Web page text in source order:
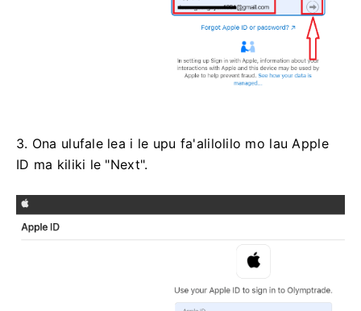
3. Ona ulufale lea i le upu fa'alilolilo mo lau Apple
ID ma kiliki le "Next".